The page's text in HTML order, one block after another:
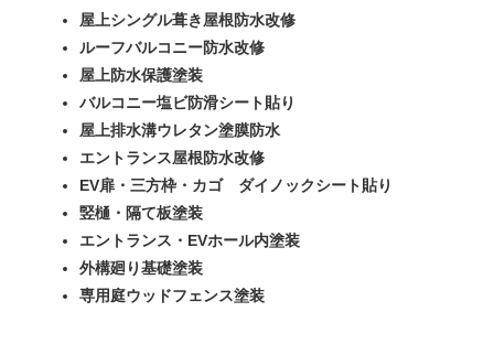
屋上シングル葺き屋根防水改修
ルーフバルコニー防水改修
屋上防水保護塗装
バルコニー塩ビ防滑シート貼り
屋上排水溝ウレタン塗膜防水
エントランス屋根防水改修
EV扉・三方枠・カゴ ダイノックシート貼り
竪樋・隔て板塗装
エントランス・EVホール内塗装
外構廻り基礎塗装
専用庭ウッドフェンス塗装